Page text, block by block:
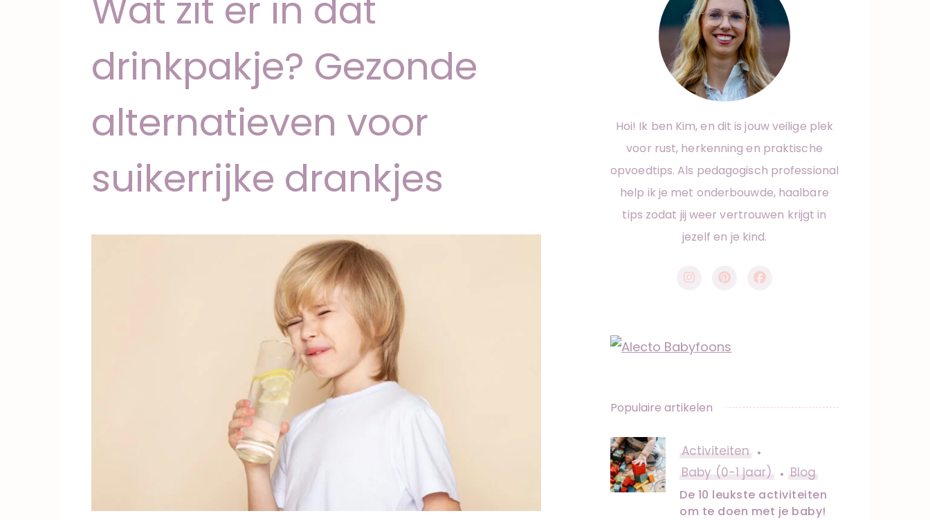
drinkpakje? Gezonde
alternatieven voor
suikerrijke drankjes
Hoi! Ik ben Kim, en dit is jouw veilige plek
voor rust, herkenning en praktische
opvoedtips. Als pedagogisch professional
help ik je met onderbouwde, haalbare
tips zodat jij weer vertrouwen krijgt in
jezelf en je kind.
Populaire artikelen
Activiteiten
Baby (0-1 jaar)
Blog
De 10 leukste activiteiten
om te doen met je baby!